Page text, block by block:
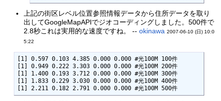
上記の街区レベル位置参照情報データから住所データを取り
出してGoogleMapAPIでジオコーディングしました。500件で
2.8秒これは実用的な速度ですね。 --okinawa 2007-06-10 (日) 10:0
5:22
[1] 0.597 0.103 4.385 0.000 0.000 #光100M 100件
[1] 0.949 0.222 3.303 0.000 0.000 #光100M 200件
[1] 1.400 0.193 3.712 0.000 0.000 #光100M 300件
[1] 1.833 0.229 3.030 0.000 0.000 #光100M 400件
[1] 2.211 0.182 2.791 0.000 0.000 #光100M 500件